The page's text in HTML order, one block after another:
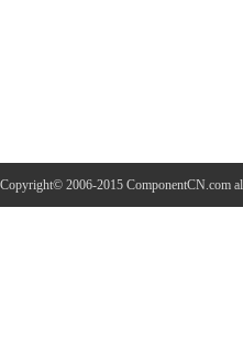
Copyright© 2006-2015